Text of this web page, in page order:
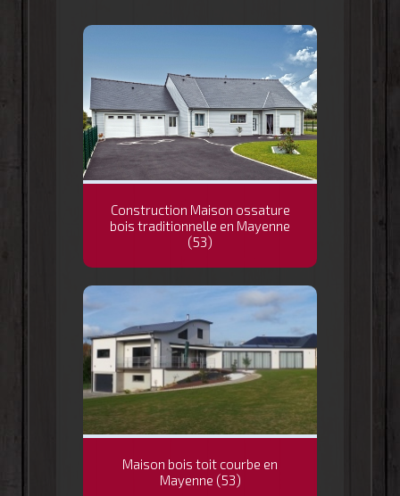
Construction Maison ossature
bois traditionnelle en Mayenne
(53)
Maison bois toit courbe en
Mayenne (53)